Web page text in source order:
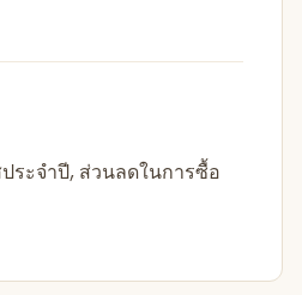
ระจำปี, ส่วนลดในการซื้อ